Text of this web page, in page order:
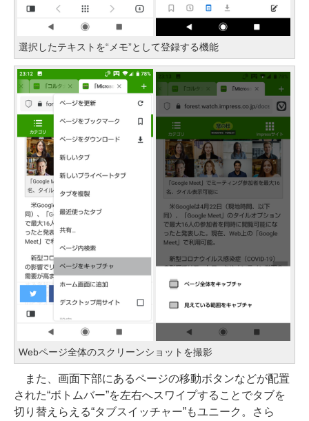
選択したテキストを“メモ”として登録する機能
Webページ全体のスクリーンショットを撮影
また、画面下部にあるページの移動ボタンなどが配置
された“ボトムバー”を左右へスワイプすることでタブを
切り替えらえる“タブスイッチャー”もユニーク。さら